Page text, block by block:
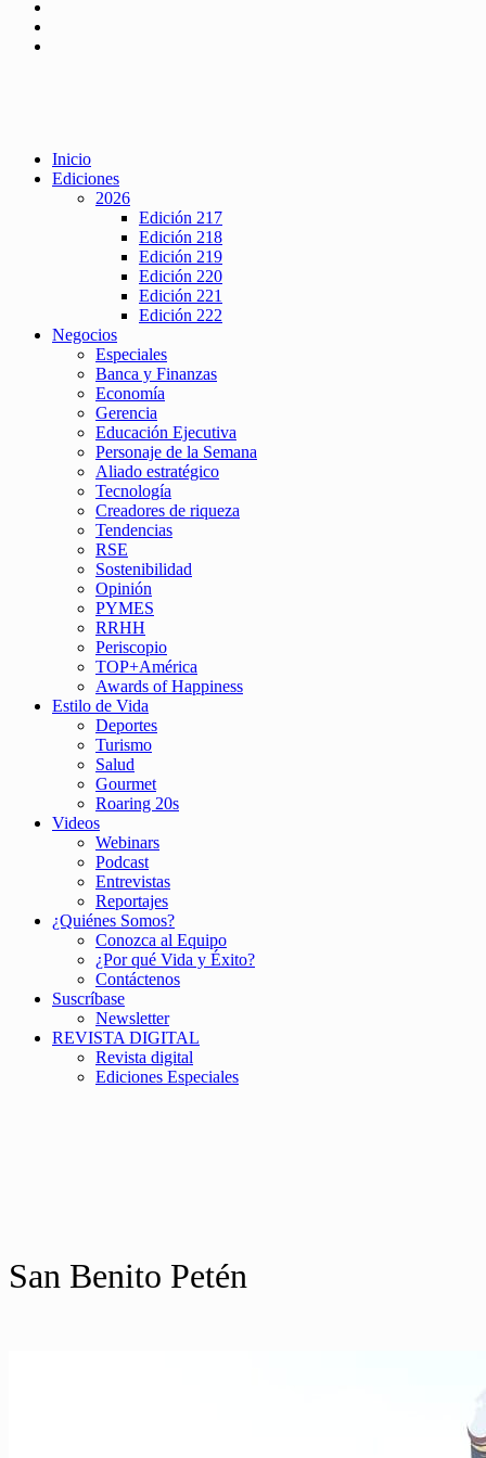
Inicio
Ediciones
2026
Edición 217
Edición 218
Edición 219
Edición 220
Edición 221
Edición 222
Negocios
Especiales
Banca y Finanzas
Economía
Gerencia
Educación Ejecutiva
Personaje de la Semana
Aliado estratégico
Tecnología
Creadores de riqueza
Tendencias
RSE
Sostenibilidad
Opinión
PYMES
RRHH
Periscopio
TOP+América
Awards of Happiness
Estilo de Vida
Deportes
Turismo
Salud
Gourmet
Roaring 20s
Videos
Webinars
Podcast
Entrevistas
Reportajes
¿Quiénes Somos?
Conozca al Equipo
¿Por qué Vida y Éxito?
Contáctenos
Suscríbase
Newsletter
REVISTA DIGITAL
Revista digital
Ediciones Especiales
San Benito Petén